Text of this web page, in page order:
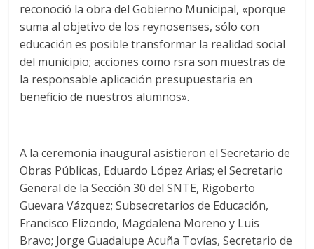
reconoció la obra del Gobierno Municipal, «porque
suma al objetivo de los reynosenses, sólo con
educación es posible transformar la realidad social
del municipio; acciones como rsra son muestras de
la responsable aplicación presupuestaria en
beneficio de nuestros alumnos».
A la ceremonia inaugural asistieron el Secretario de
Obras Públicas, Eduardo López Arias; el Secretario
General de la Sección 30 del SNTE, Rigoberto
Guevara Vázquez; Subsecretarios de Educación,
Francisco Elizondo, Magdalena Moreno y Luis
Bravo; Jorge Guadalupe Acuña Tovías, Secretario de